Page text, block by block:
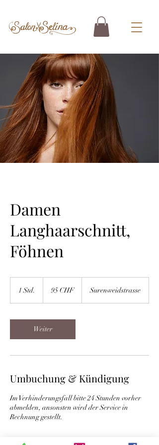
Damen
Langhaarschnitt,
Föhnen
1 Std.
d
Franken
95 CHF Surenweidstrasse
Weiter
Umbuchung & Kündigung
Im Verhinderungsfall bitte 24 Stunden vorher
abmelden, ansonsten wird der Service in
Rechnung gestellt.